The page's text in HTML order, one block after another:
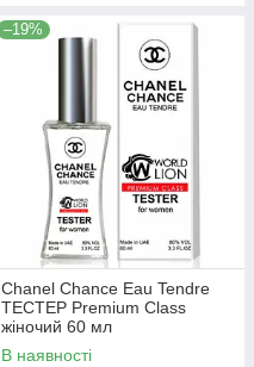
–19%
Chanel Chance Eau Tendre
ТЕСТЕР Premium Class
жіночий 60 мл
В наявності